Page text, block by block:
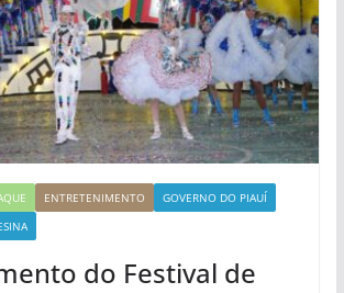
ENTRETENIMENTO
GOVERNO DO PIAUÍ
do Festival de